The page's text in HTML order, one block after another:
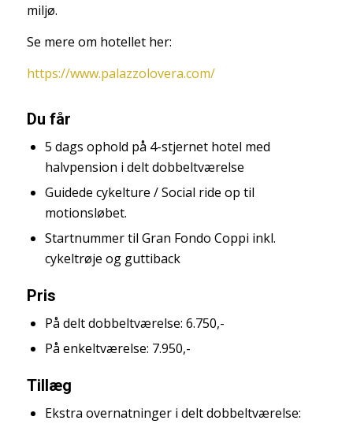
miljø.
Se mere om hotellet her:
https://www.palazzolovera.com/
Du får
5 dags ophold på 4-stjernet hotel med
halvpension i delt dobbeltværelse
Guidede cykelture / Social ride op til
motionsløbet.
Startnummer til Gran Fondo Coppi inkl.
cykeltrøje og guttiback
Pris
På delt dobbeltværelse: 6.750,-
På enkeltværelse: 7.950,-
Tillæg
Ekstra overnatninger i delt dobbeltværelse: